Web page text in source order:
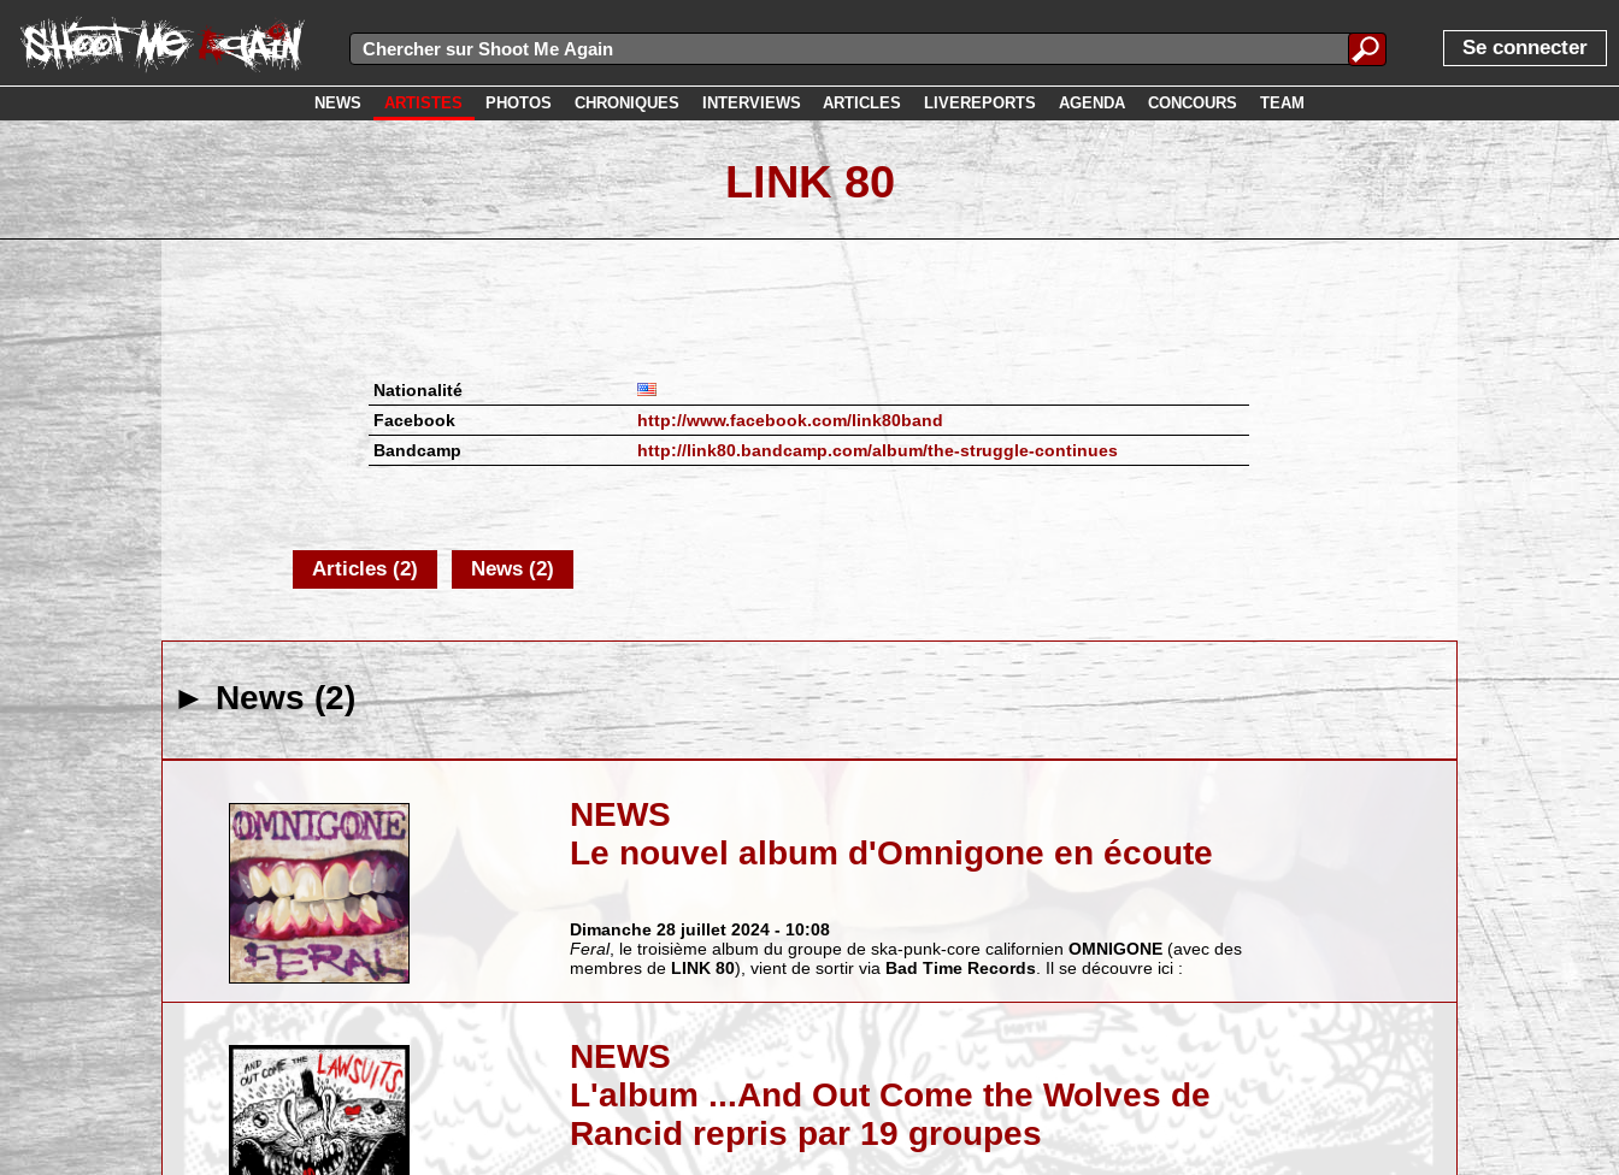
Se connecter
NEWS ARTISTES PHOTOS CHRONIQUES INTERVIEWS ARTICLES LIVEREPORTS AGENDA CONCOURS TEAM
LINK 80
Nationalité
Facebook
http://www.facebook.com/link80band
Bandcamp
http://link80.bandcamp.com/album/the-struggle-continues
Articles (2) News (2)
► News (2)
NEWS
Le nouvel album d'Omnigone en écoute
Dimanche 28 juillet 2024 - 10:08
Feral, le troisième album du groupe de ska-punk-core californien OMNIGONE(avec des
membres de LINK 80), vient de sortir via Bad Time Records. Il se découvre ici :
NEWS
L'album ...And Out Come the Wolves de
Rancid repris par 19 groupes